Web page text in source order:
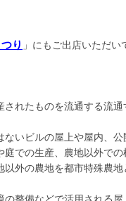
り 」にもご出店いただい
れたものを流通する流通
いビルの屋上や屋内、
での生産、農地以外で
外の農地を都市特殊農地